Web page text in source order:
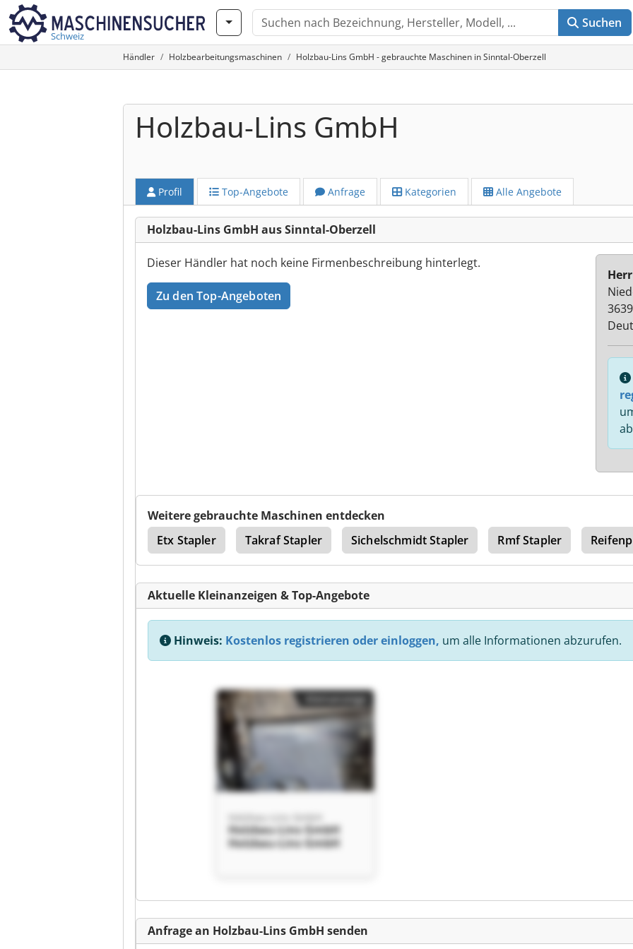
Schweiz
Suchen
Händler Holzbearbeitungsmaschinen Holzbau-Lins GmbH - gebrauchte Maschinen in Sinntal-Oberzell
Holzbau-Lins GmbH
Profil Top-Angebote Anfrage Kategorien Alle Angebote
Holzbau-Lins GmbH aus Sinntal-Oberzell
Dieser Händler hat noch keine Firmenbeschreibung hinterlegt.
Zu den Top-Angeboten
Weitere gebrauchte Maschinen entdecken
Etx Stapler
Takraf Stapler Sichelschmidt Stapler Rmf Stapler
Aktuelle Kleinanzeigen & Top-Angebote
Hinweis: Kostenlos registrieren oder einloggen, um alle Informationen abzurufen.
Holzbau-Lins GmbH
Holzbau-Lins GmbH
Holzbau-Lins GmbH
Anfrage an Holzbau-Lins GmbH senden